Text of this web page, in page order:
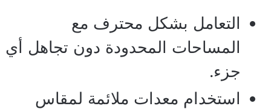
التعامل بشكل محترف مع
المساحات المحدودة دون تجاهل أي
جزء.
استخدام معدات ملائمة لمقاس